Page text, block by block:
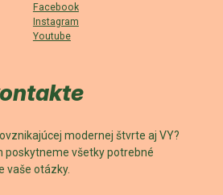
Facebook
Instagram
Youtube
modernej štvrte aj VY?
poskytneme všetky potrebné
vaše otázky.